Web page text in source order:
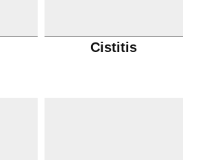
Cistitis